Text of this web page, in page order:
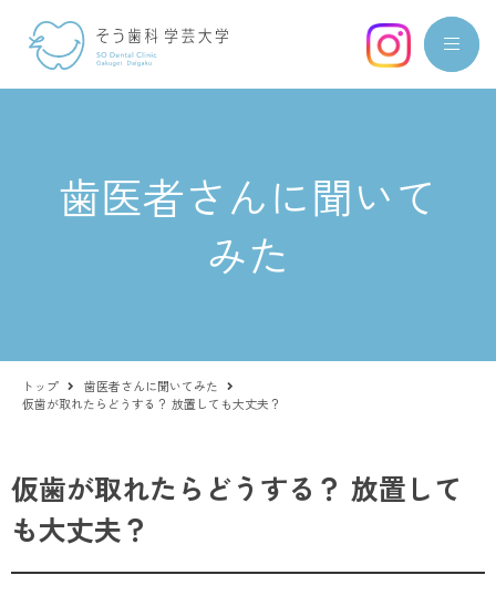
歯医者さんに聞いて
みた
トップ
歯医者さんに聞いてみた
仮歯が取れたらどうする？ 放置しても大丈夫？
仮歯が取れたらどうする？ 放置して
も大丈夫？